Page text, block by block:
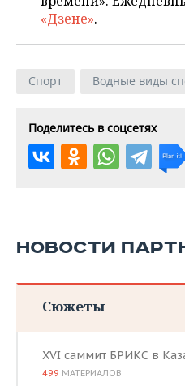
«Дзене».
Спорт Водные виды
Поделитесь в соцсетях
НОВОСТИ
Сюжеты
XVI саммит БРИКС в
499 МАТЕРИАЛОВ